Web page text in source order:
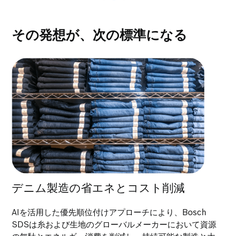
その発想が、次の標準になる
デニム製造の省エネとコスト削減
AIを活用した優先順位付けアプローチにより、Bosch
SDSは糸および生地のグローバルメーカーにおいて資源